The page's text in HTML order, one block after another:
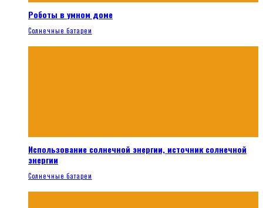
Роботы в умном доме
Солнечные батареи
Использование солнечной энергии, источник солнечной
энергии
Солнечные батареи